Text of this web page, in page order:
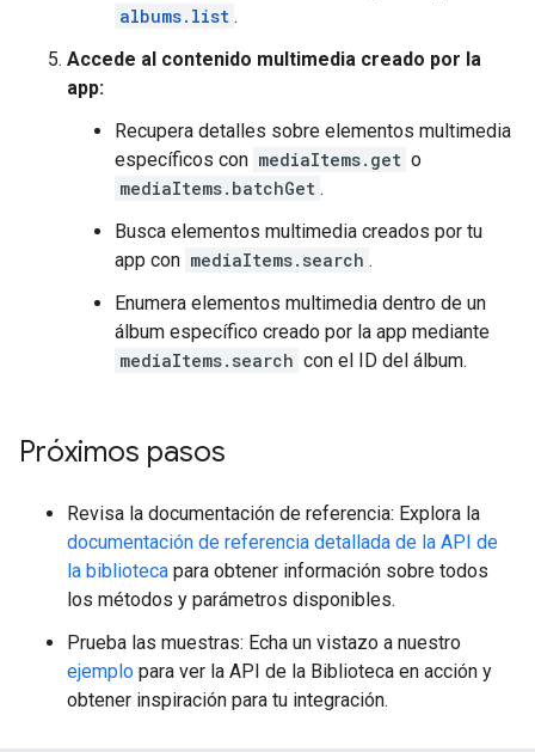
albums.list .
Accede al contenido multimedia creado por la
app:
Recupera detalles sobre elementos multimedia
específicos con mediaItems.get o
mediaItems.batchGet .
Busca elementos multimedia creados por tu
app con mediaItems.search .
Enumera elementos multimedia dentro de un
álbum específico creado por la app mediante
mediaItems.search con el ID del álbum.
Próximos pasos
Revisa la documentación de referencia: Explora la
documentación de referencia detallada de la API de
la biblioteca para obtener información sobre todos
los métodos y parámetros disponibles.
Prueba las muestras: Echa un vistazo a nuestro
ejemplo para ver la API de la Biblioteca en acción y
obtener inspiración para tu integración.